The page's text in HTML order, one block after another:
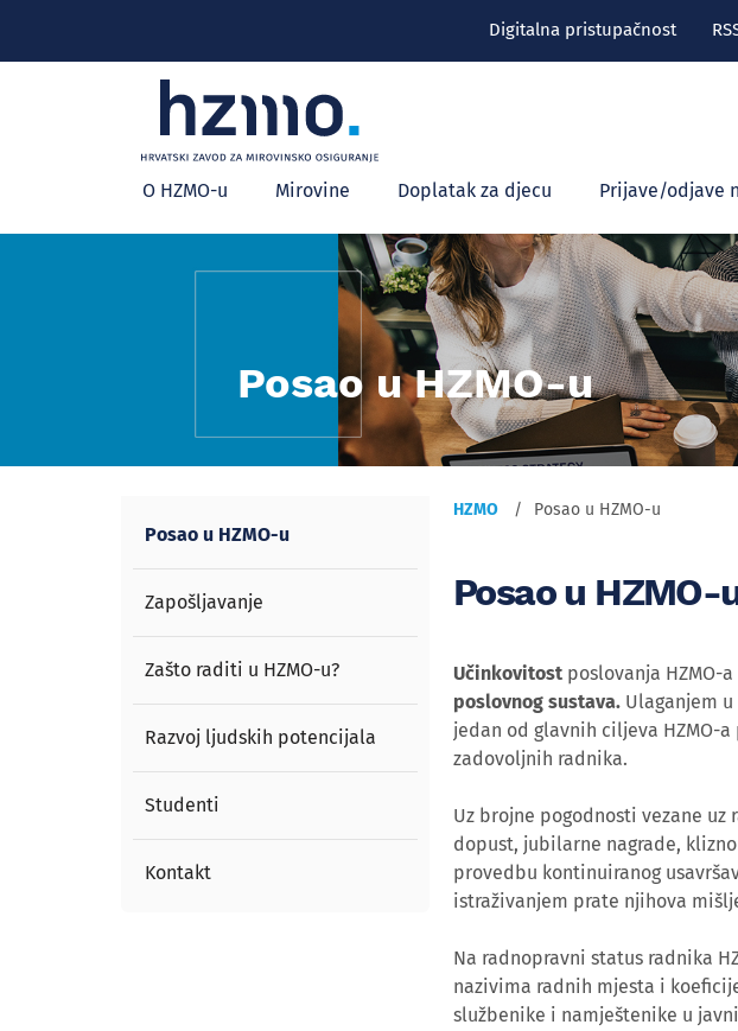
Digitalna pristupačnost
Glavni
izbornik
O HZMO-u Mirovine Doplatak za djecu Prijave/odjave
Posao u HZMO-u
Posao u HZMO-u
Zapošljavanje
Zašto raditi u HZMO-u?
Razvoj ljudskih potencijala
Studenti
Kontakt
HZMO Posao u HZMO-u
Posao u HZMO-
Učinkovitost poslovanja HZMO-
poslovnog sustava. Ulaganjem
jedan od glavnih ciljeva HZMO-
zadovoljnih radnika.
Uz brojne pogodnosti vezane
dopust, jubilarne nagrade,
provedbu kontinuiranog
istraživanjem prate njihova
Na radnopravni status radnika
nazivima radnih mjesta i
službenike i namještenike u